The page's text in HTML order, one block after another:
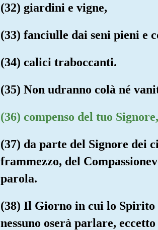
(32) giardini e vigne,
(33) fanciulle dai seni pieni e
(34) calici traboccanti.
(35) Non udranno colà né
(36) compenso del tuo
(37) da parte del Signore dei
frammezzo, del
parola.
(38) Il Giorno in cui lo Spirito
nessuno oserà parlare,